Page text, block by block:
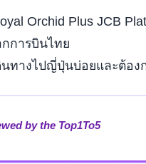
Orchid Plus JCB
การบินไทย
นทางไปญี่ปุ่นบ่อยและต้อง
by the Top1To5